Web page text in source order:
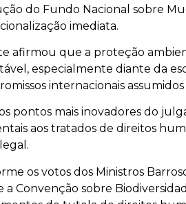
do Fundo Nacional sobre
imediata.
afirmou que a proteção
especialmente diante da
internacionais assumidos
pontos mais inovadores do
aos tratados de direitos
os votos dos Ministros
a Convenção sobre